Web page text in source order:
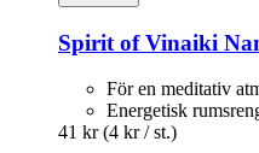
Spirit of Vinaiki
För en meditativ
Energetisk
41 kr (4 kr / st.)